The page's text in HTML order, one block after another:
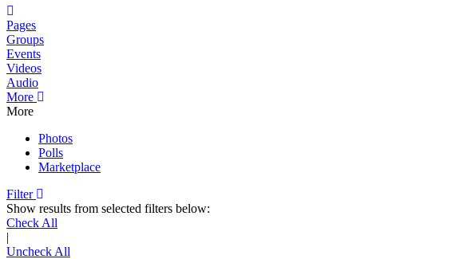
Pages
Groups
Events
Videos
Audio
More
More
Photos
Polls
Marketplace
Filter
Show results from selected filters below:
Check All
|
Uncheck All